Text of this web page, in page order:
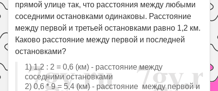
прямой улице так, что расстояния между любыми
соседними остановками одинаковы. Расстояние
между первой и третьей остановками равно 1,2 км.
Каково расстояние между первой и последней
остановками?
1) 1,2 : 2 = 0,6 (км) - расстояние между
соседними остановками
2) 0,6 * 9 = 5,4 (км) - расстояние между первой и